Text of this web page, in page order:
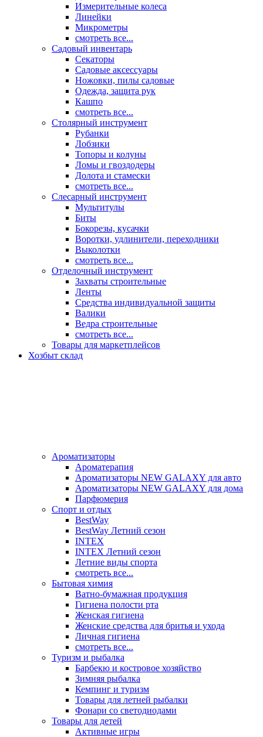
Измерительные колеса
Линейки
Микрометры
смотреть все...
Садовый инвентарь
Секаторы
Садовые аксессуары
Ножовки, пилы садовые
Одежда, защита рук
Кашпо
смотреть все...
Столярный инструмент
Рубанки
Лобзики
Топоры и колуны
Ломы и гвоздодеры
Долота и стамески
смотреть все...
Слесарный инструмент
Мультитулы
Биты
Бокорезы, кусачки
Воротки, удлинители, переходники
Выколотки
смотреть все...
Отделочный инструмент
Захваты строительные
Ленты
Средства индивидуальной защиты
Валики
Ведра строительные
смотреть все...
Товары для маркетплейсов
Хозбыт склад
Ароматизаторы
Ароматерапия
Ароматизаторы NEW GALAXY для авто
Ароматизаторы NEW GALAXY для дома
Парфюмерия
Спорт и отдых
BestWay
BestWay Летний сезон
INTEX
INTEX Летний сезон
Летние виды спорта
смотреть все...
Бытовая химия
Ватно-бумажная продукция
Гигиена полости рта
Женская гигиена
Женские средства для бритья и ухода
Личная гигиена
смотреть все...
Туризм и рыбалка
Барбекю и костровое хозяйство
Зимняя рыбалка
Кемпинг и туризм
Товары для летней рыбалки
Фонари со светодиодами
Товары для детей
Активные игры